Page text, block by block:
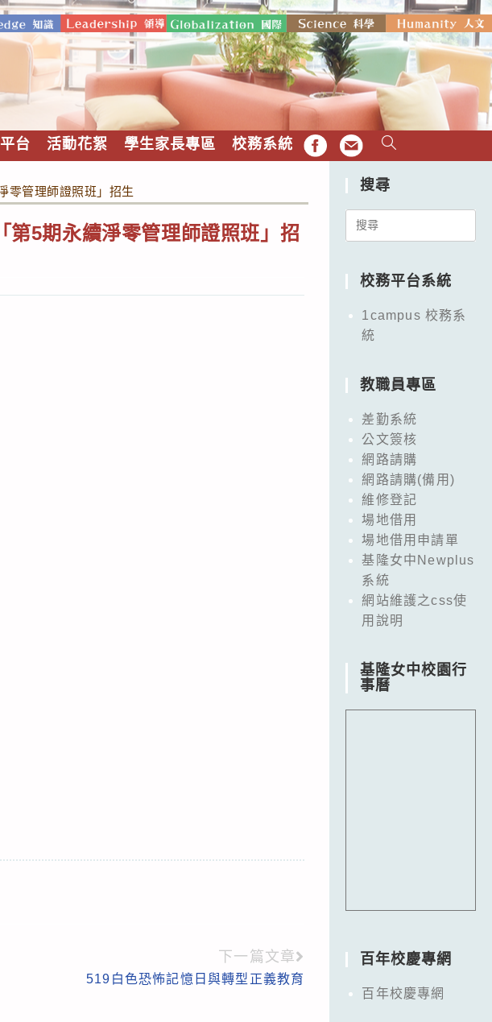
台 活動花絮 學生家長專區 校務系統 FB EMAIL
零管理師證照班」招生
第5期永續淨零管理師證照班」招
下一篇文章
519白色恐怖記憶日與轉型正義教育
搜尋
Search
校務平台系統
1campus 校務系
統
教職員專區
差勤系統
公文簽核
網路請購
網路請購(備用)
維修登記
場地借用
場地借用申請單
基隆女中Newplus
系統
網站維護之css使
用說明
基隆女中校園行
事曆
百年校慶專網
百年校慶專網